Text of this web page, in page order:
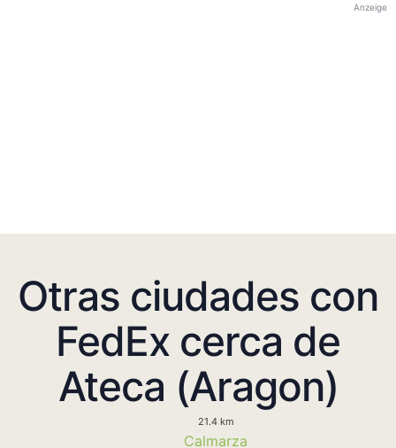
Anzeige
Otras ciudades con
FedEx cerca de
Ateca (Aragon)
21.4 km
Calmarza